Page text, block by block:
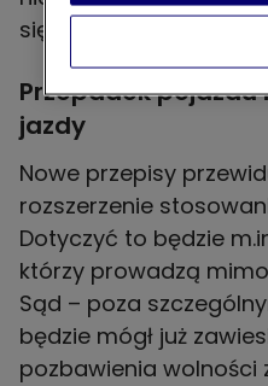
się od 10 tys. zł.
Przepadek pojazdu
jazdy
Nowe przepisy
rozszerzenie
Dotyczyć to będzie
którzy prowadzą
Sąd – poza
będzie mógł już
pozbawienia wolności